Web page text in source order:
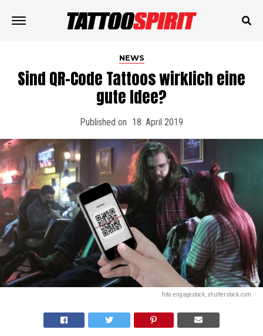
NEWS
Sind QR-Code Tattoos wirklich eine
gute Idee?
Published on 18. April 2019
Foto: engagestock, shutterstock.com